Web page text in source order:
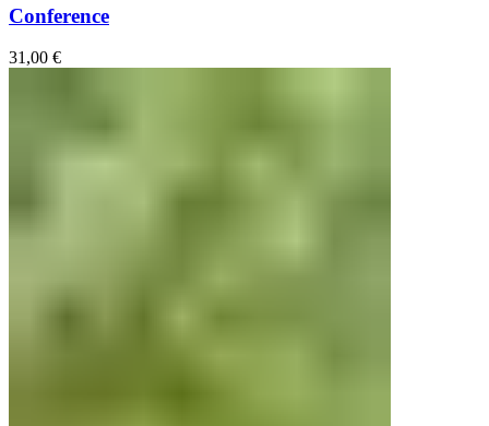
Conference
31,00 €